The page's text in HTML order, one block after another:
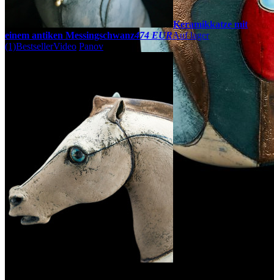
Keramikkatze mit
einem antiken Messingschwanz474 EURAuf lager
(1)BestsellerVideo Panov